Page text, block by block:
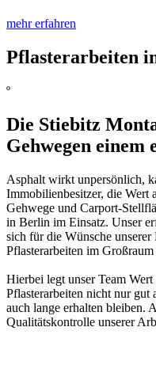
mehr erfahren
Pflasterarbeiten
º
Die Stiebitz
Gehwegen einem
Asphalt wirkt unpersönlich,
Immobilienbesitzer, die Wert
Gehwege und Carport-
in Berlin im Einsatz. Unser
sich für die Wünsche
Pflasterarbeiten im
Hierbei legt unser Team
Pflasterarbeiten nicht nur gut
auch lange erhalten bleiben.
Qualitätskontrolle unserer